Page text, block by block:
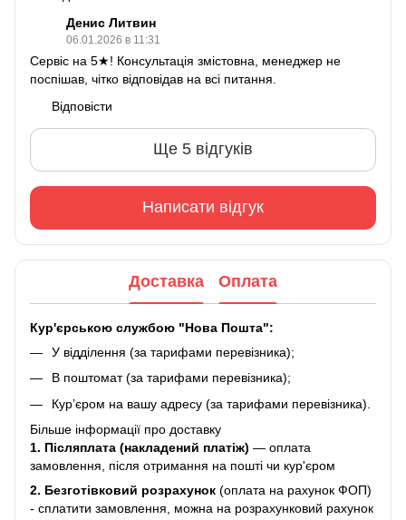
Денис Литвин
06.01.2026 в 11:31
Сервіс на 5★! Консультація змістовна, менеджер не
поспішав, чітко відповідав на всі питання.
Відповісти
Ще 5 відгуків
Написати відгук
Доставка Оплата
Кур'єрською службою "Нова Пошта":
У відділення (за тарифами перевізника);
В поштомат (за тарифами перевізника);
Кур’єром на вашу адресу (за тарифами перевізника).
Більше інформації про доставку
1. Післяплата (накладений платіж) — оплата
замовлення, після отримання на пошті чи кур'єром
2. Безготівковий розрахунок (оплата на рахунок ФОП)
- сплатити замовлення, можна на розрахунковий рахунок